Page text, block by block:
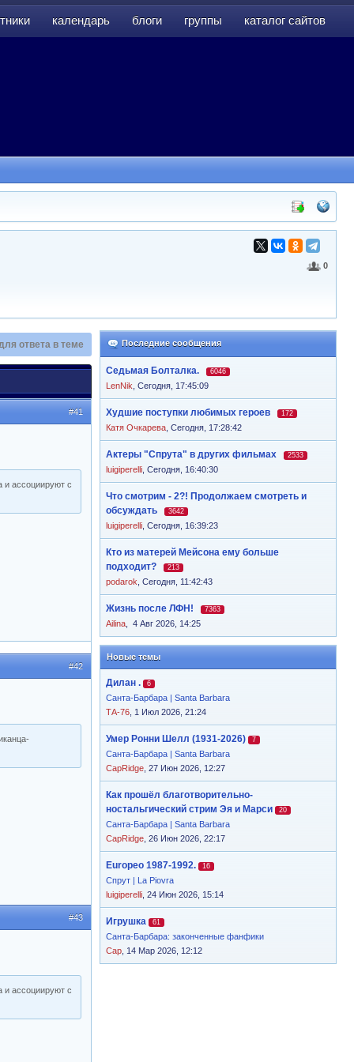
календарь блоги группы каталог сайтов
0
Последние сообщения
Седьмая Болталка. 6046
LenNik Сегодня, 17:45:09
Худшие поступки любимых героев 172
Катя Очкарева Сегодня, 17:28:42
Актеры "Спрута" в других фильмах 2533
luigiperelli Сегодня, 16:40:30
Что смотрим - 2?! Продолжаем смотреть и
обсуждать
3642
luigiperelli Сегодня, 16:39:23
Кто из матерей Мейсона ему больше
подходит?
213
podarok Сегодня, 11:42:43
Жизнь после ЛФН! 7363
Ailina 4 Авг 2026, 14:25
Новые темы
Дилан . 6
Санта-Барбара | Santa Barbara
ТА-76 , 1 Июл 2026, 21:24
Умер Ронни Шелл (1931-2026) 7
Санта-Барбара | Santa Barbara
CapRidge , 27 Июн 2026, 12:27
Как прошёл благотворительно-
ностальгический стрим Эя и Марси
20
Санта-Барбара | Santa Barbara
CapRidge , 26 Июн 2026, 22:17
Europeo 1987-1992. 16
Спрут | La Piovra
luigiperelli , 24 Июн 2026, 15:14
Игрушка 61
Санта-Барбара: законченные фанфики
Cap , 14 Мар 2026, 12:12
ответа в теме
#41
и ассоциируют с
#42
#43
и ассоциируют с